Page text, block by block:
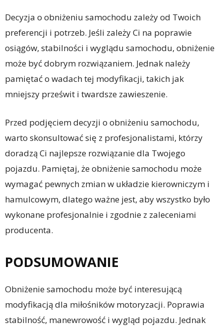
Decyzja o obniżeniu samochodu zależy od Twoich
preferencji i potrzeb. Jeśli zależy Ci na poprawie
osiągów, stabilności i wyglądu samochodu, obniżenie
może być dobrym rozwiązaniem. Jednak należy
pamiętać o wadach tej modyfikacji, takich jak
mniejszy prześwit i twardsze zawieszenie.
Przed podjęciem decyzji o obniżeniu samochodu,
warto skonsultować się z profesjonalistami, którzy
doradzą Ci najlepsze rozwiązanie dla Twojego
pojazdu. Pamiętaj, że obniżenie samochodu może
wymagać pewnych zmian w układzie kierowniczym i
hamulcowym, dlatego ważne jest, aby wszystko było
wykonane profesjonalnie i zgodnie z zaleceniami
producenta.
PODSUMOWANIE
Obniżenie samochodu może być interesującą
modyfikacją dla miłośników motoryzacji. Poprawia
stabilność, manewrowość i wygląd pojazdu. Jednak